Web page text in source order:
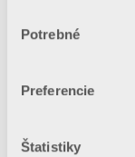
súhlasu
Potrebné
Preferencie
Štatistiky